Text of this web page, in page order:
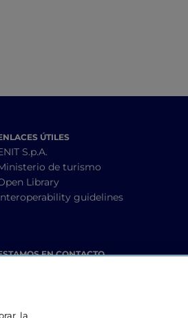
ÚTILES
S.p.A.
de turismo
Library
guidelines
EN CONTACTO
la